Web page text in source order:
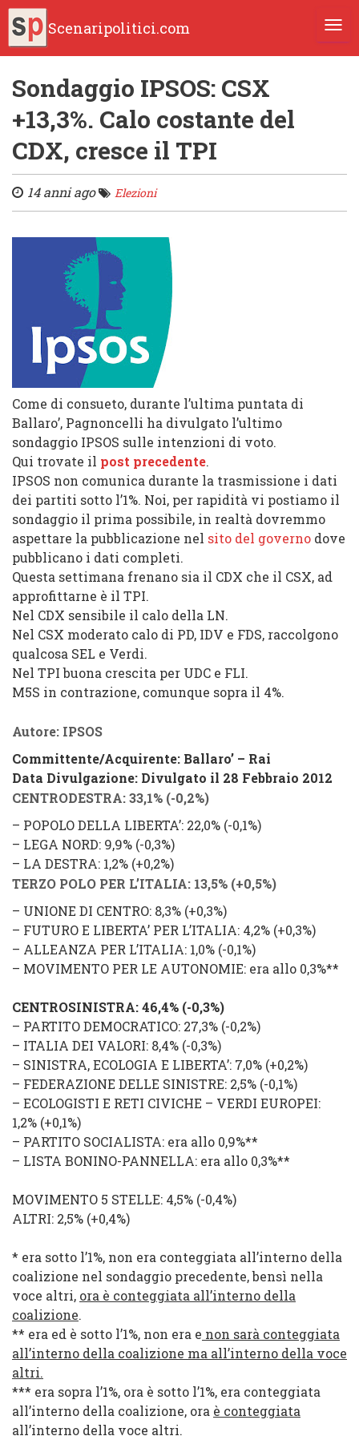
Scenaripolitici.com
Sondaggio IPSOS: CSX
+13,3%. Calo costante del
CDX, cresce il TPI
14 anni ago Elezioni
Come di consueto, durante l’ultima puntata di
Ballaro’, Pagnoncelli ha divulgato l’ultimo
sondaggio IPSOS sulle intenzioni di voto.
Qui trovate il post precedente.
IPSOS non comunica durante la trasmissione i dati
dei partiti sotto l’1%. Noi, per rapidità vi postiamo il
sondaggio il prima possibile, in realtà dovremmo
aspettare la pubblicazione nel sito del governo dove
pubblicano i dati completi.
Questa settimana frenano sia il CDX che il CSX, ad
approfittarne è il TPI.
Nel CDX sensibile il calo della LN.
Nel CSX moderato calo di PD, IDV e FDS, raccolgono
qualcosa SEL e Verdi.
Nel TPI buona crescita per UDC e FLI.
M5S in contrazione, comunque sopra il 4%.
Autore: IPSOS
Committente/Acquirente: Ballaro’ – Rai
Data Divulgazione: Divulgato il 28 Febbraio 2012
CENTRODESTRA: 33,1% (-0,2%)
– POPOLO DELLA LIBERTA’: 22,0% (-0,1%)
– LEGA NORD: 9,9% (-0,3%)
– LA DESTRA: 1,2% (+0,2%)
TERZO POLO PER L’ITALIA: 13,5% (+0,5%)
– UNIONE DI CENTRO: 8,3% (+0,3%)
– FUTURO E LIBERTA’ PER L’ITALIA: 4,2% (+0,3%)
– ALLEANZA PER L’ITALIA: 1,0% (-0,1%)
– MOVIMENTO PER LE AUTONOMIE: era allo 0,3%**
CENTROSINISTRA: 46,4% (-0,3%)
– PARTITO DEMOCRATICO: 27,3% (-0,2%)
– ITALIA DEI VALORI: 8,4% (-0,3%)
– SINISTRA, ECOLOGIA E LIBERTA’: 7,0% (+0,2%)
– FEDERAZIONE DELLE SINISTRE: 2,5% (-0,1%)
– ECOLOGISTI E RETI CIVICHE – VERDI EUROPEI:
1,2% (+0,1%)
– PARTITO SOCIALISTA: era allo 0,9%**
– LISTA BONINO-PANNELLA: era allo 0,3%**
MOVIMENTO 5 STELLE: 4,5% (-0,4%)
ALTRI: 2,5% (+0,4%)
* era sotto l’1%, non era conteggiata all’interno della
coalizione nel sondaggio precedente, bensì nella
voce altri, ora è conteggiata all’interno della
coalizione.
** era ed è sotto l’1%, non era e non sarà conteggiata
all’interno della coalizione ma all’interno della voce
altri.
*** era sopra l’1%, ora è sotto l’1%, era conteggiata
all’interno della coalizione, ora è conteggiata
all’interno della voce altri.